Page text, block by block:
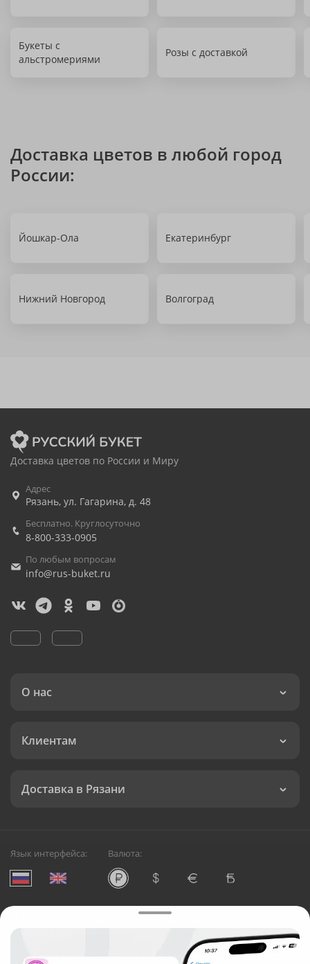
Букеты с
альстромериями
Розы с доставкой
Доставка цветов в любой город
России:
Йошкар-Ола Екатеринбург
Нижний Новгород Волгоград
Доставка цветов по России и Миру
Адрес
Рязань, ул. Гагарина, д. 48
Бесплатно. Круглосуточно
8-800-333-0905
По любым вопросам
info@rus-buket.ru
О нас
Клиентам
Доставка в Рязани
Язык интерфейса: Валюта:
Служба круглосуточной доставки цветов в Рязани
Русский Букет, 2026
Общество с ограниченной ответственностью «Технология»